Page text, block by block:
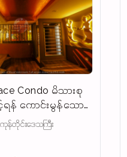
Condo မိသားစု
ရန် ကောင်းမွန်သော
န်တိုင်းဒေသကြီး